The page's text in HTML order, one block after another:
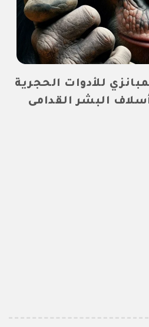
للأدوات الحجرية
البشر القدامى